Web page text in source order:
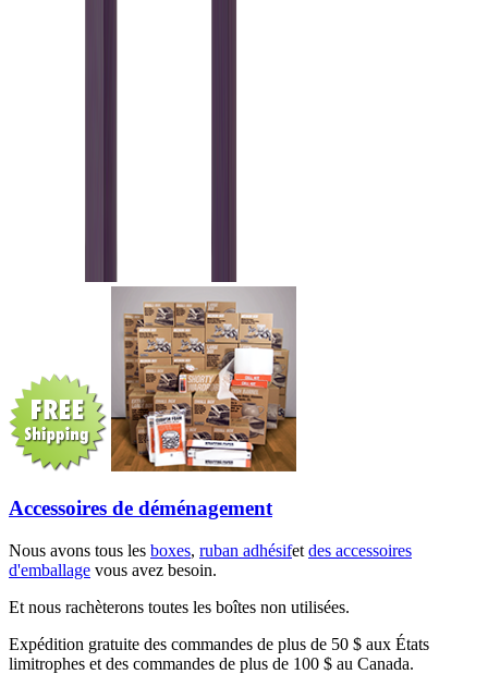
Accessoires de déménagement
Nous avons tous les boxes, ruban adhésifet des accessoires
d'emballage vous avez besoin.
Et nous rachèterons toutes les boîtes non utilisées.
Expédition gratuite des commandes de plus de 50 $ aux États
limitrophes et des commandes de plus de 100 $ au Canada.